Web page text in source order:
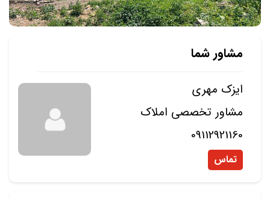
مشاور شما
ایزک مهری
مشاور تخصصی املاک
09112921160
تماس